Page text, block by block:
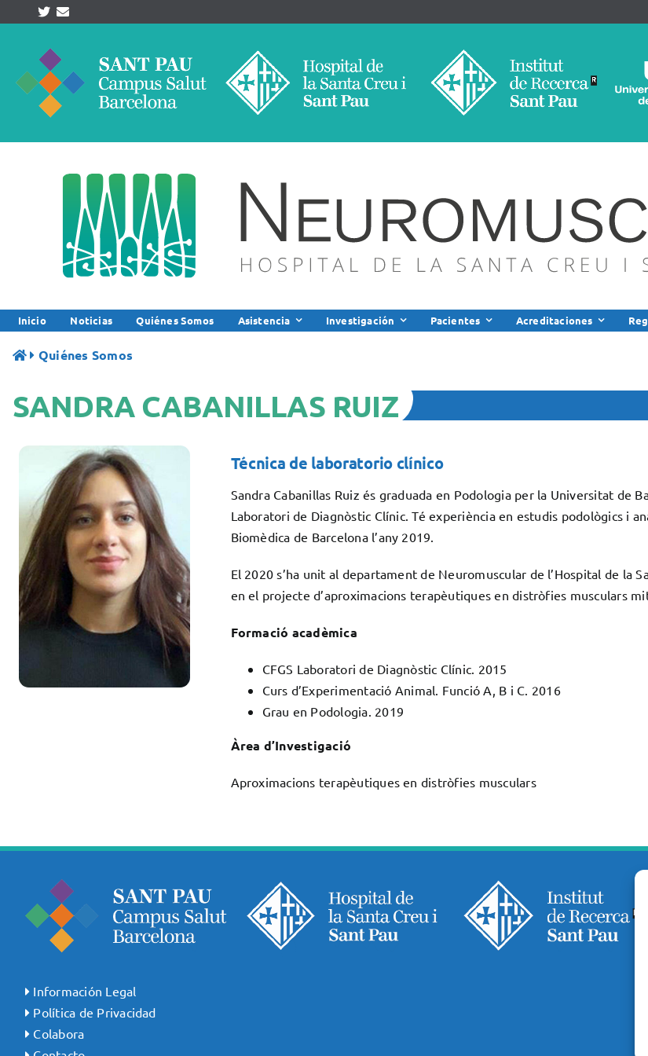
content
Inicio Noticias Quiénes Somos Asistencia Investigación Pacientes Acreditaciones
Quiénes Somos
SANDRA CABANILLAS RUIZ
Técnica de laboratorio clínico
Sandra Cabanillas Ruiz és graduada en Podologia per la Universitat de
Laboratori de Diagnòstic Clínic. Té experiència en estudis podològics i
Biomèdica de Barcelona l’any 2019.
El 2020 s’ha unit al departament de Neuromuscular de l’Hospital de la
en el projecte d’aproximacions terapèutiques en distròfies musculars
Formació acadèmica
CFGS Laboratori de Diagnòstic Clínic. 2015
Curs d’Experimentació Animal. Funció A, B i C. 2016
Grau en Podologia. 2019
Àrea d’Investigació
Aproximacions terapèutiques en distròfies musculars
Información Legal
Política de Privacidad
Colabora